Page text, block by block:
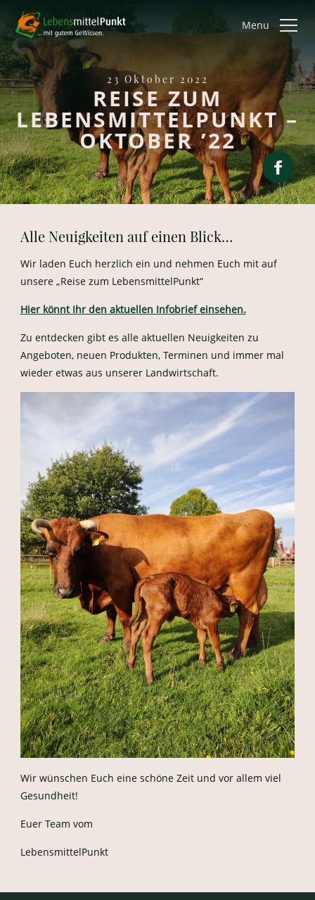
Menu
23 Oktober 2022
REISE ZUM
LEBENSMITTELPUNKT –
OKTOBER ’22
Alle Neuigkeiten auf einen Blick…
Wir laden Euch herzlich ein und nehmen Euch mit auf
unsere „Reise zum LebensmittelPunkt“
Hier könnt Ihr den aktuellen Infobrief einsehen.
Zu entdecken gibt es alle aktuellen Neuigkeiten zu
Angeboten, neuen Produkten, Terminen und immer mal
wieder etwas aus unserer Landwirtschaft.
Wir wünschen Euch eine schöne Zeit und vor allem viel
Gesundheit!
Euer Team vom
LebensmittelPunkt